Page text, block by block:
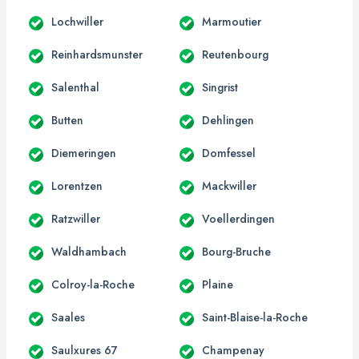
Lochwiller Marmoutier
Reinhardsmunster Reutenbourg
Salenthal Singrist
Butten Dehlingen
Diemeringen Domfessel
Lorentzen Mackwiller
Ratzwiller Voellerdingen
Waldhambach Bourg-Bruche
Colroy-la-Roche Plaine
Saales Saint-Blaise-la-Roche
Saulxures 67 Champenay